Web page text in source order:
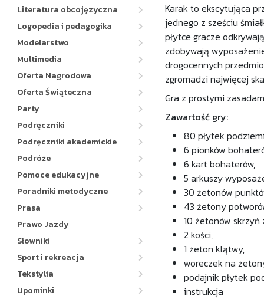
Literatura obcojęzyczna
Logopedia i pedagogika
Modelarstwo
Multimedia
Oferta Nagrodowa
Oferta Świąteczna
Party
Podręczniki
Podręczniki akademickie
Podróże
Pomoce edukacyjne
Poradniki metodyczne
Prasa
Prawo Jazdy
Słowniki
Sport i rekreacja
Tekstylia
Upominki
Karak to ekscytująca
jednego z sześciu
płytce gracze
zdobywają
drogocennych
zgromadzi najwięcej
Gra z prostymi
Zawartość gry:
80 płytek
6 pionków
6 kart bohaterów,
5 arkuszy
30 żetonów
43 żetony
10 żetonów skrzyń
2 kości,
1 żeton klątwy,
woreczek na
podajnik płytek
instrukcja